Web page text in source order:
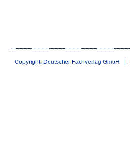
Copyright: Deutscher Fachverlag GmbH